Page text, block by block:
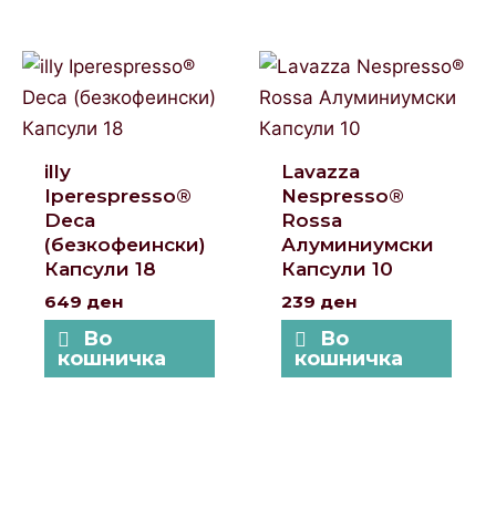
illy
Iperespresso®
Deca
(безкофеински)
Капсули 18
649 ден
Во
кошничка
Lavazza
Nespresso®
Rossa
Алуминиумски
Капсули 10
239 ден
Во
кошничка